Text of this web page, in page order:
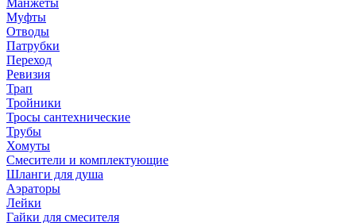
Манжеты
Муфты
Отводы
Патрубки
Переход
Ревизия
Трап
Тройники
Тросы сантехнические
Трубы
Хомуты
Смесители и комплектующие
Шланги для душа
Аэраторы
Лейки
Гайки для смесителя